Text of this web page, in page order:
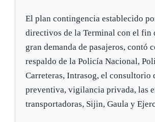
El plan contingencia establecido
directivos de la Terminal con el fin
gran demanda de pasajeros, contó
respaldo de la Policía Nacional,
Carreteras, Intrasog, el consultorio
preventiva, vigilancia privada, las
transportadoras, Sijin, Gaula y